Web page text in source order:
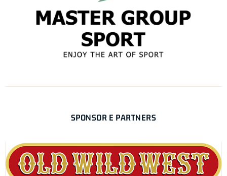
SPONSOR E PARTNERS